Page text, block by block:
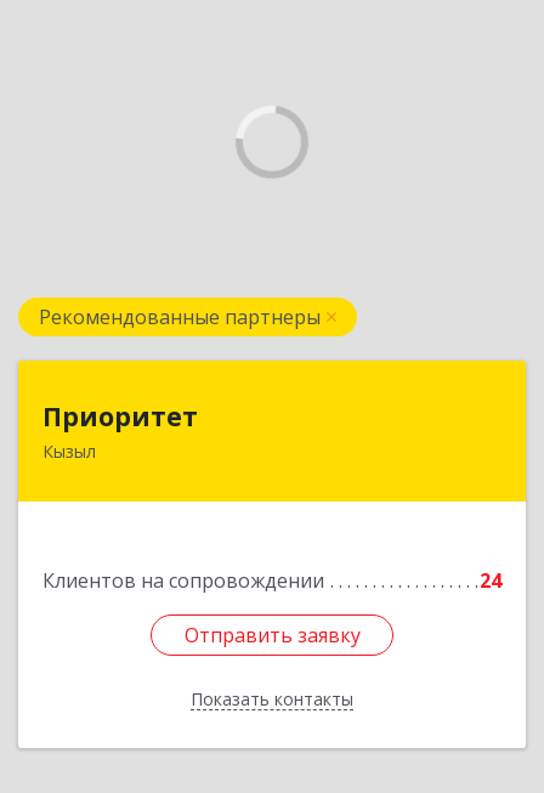
Рекомендованные партнеры
Приоритет
Кызыл
Клиентов на сопровождении 24
Отправить заявку
Показать контакты
667000, Тыва Респ, Кызыл г, Комсомольская ул,
Отправить заявку
Назад